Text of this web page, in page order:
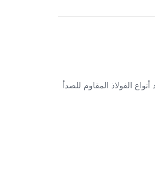
أنواع الفولاذ المقاوم للصدأ